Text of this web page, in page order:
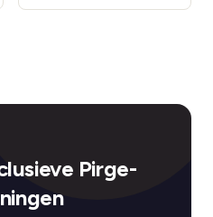
Pirge-